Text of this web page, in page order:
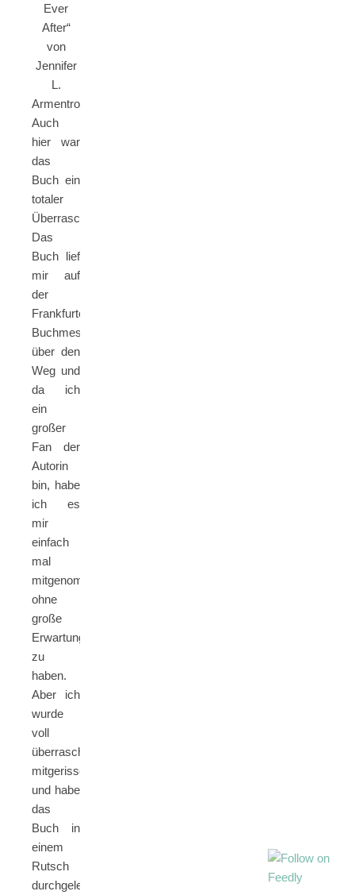
Ever
After“
von
Jennifer
L.
Armentrout
Auch
hier war
das
Buch ein
totaler
Überraschungserfolg.
Das
Buch lief
mir auf
der
Frankfurter
Buchmesse
über den
Weg und
da ich
ein
großer
Fan der
Autorin
bin, habe
ich es
mir
einfach
mal
mitgenommen,
ohne
große
Erwartungen
zu
haben.
Aber ich
wurde
voll
überrascht,
mitgerissen
und habe
das
Buch in
einem
Rutsch
durchgelesen.